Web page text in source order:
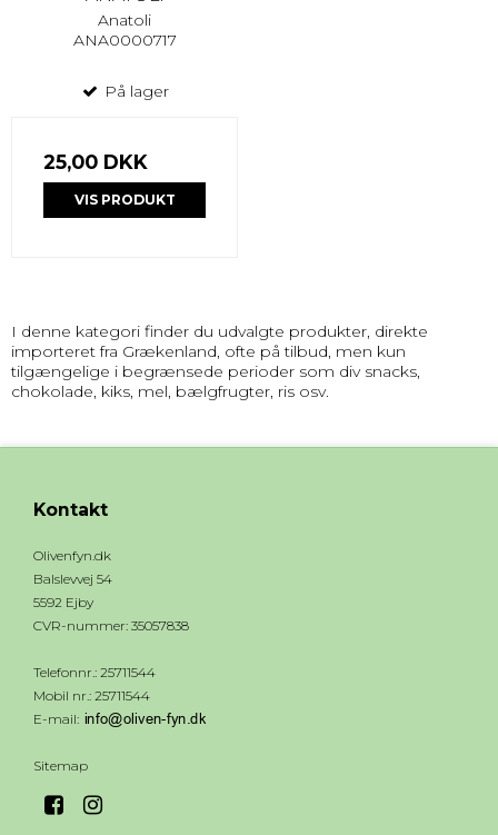
Anatoli
ANA0000717
På lager
25,00 DKK
VIS PRODUKT
I denne kategori finder du udvalgte produkter, direkte
importeret fra Grækenland, ofte på tilbud, men kun
tilgængelige i begrænsede perioder som div snacks,
chokolade, kiks, mel, bælgfrugter, ris osv.
Kontakt
Olivenfyn.dk
Balslevvej 54
5592 Ejby
CVR-nummer: 35057838
Telefonnr.: 25711544
Mobil nr.: 25711544
E-mail:
Sitemap